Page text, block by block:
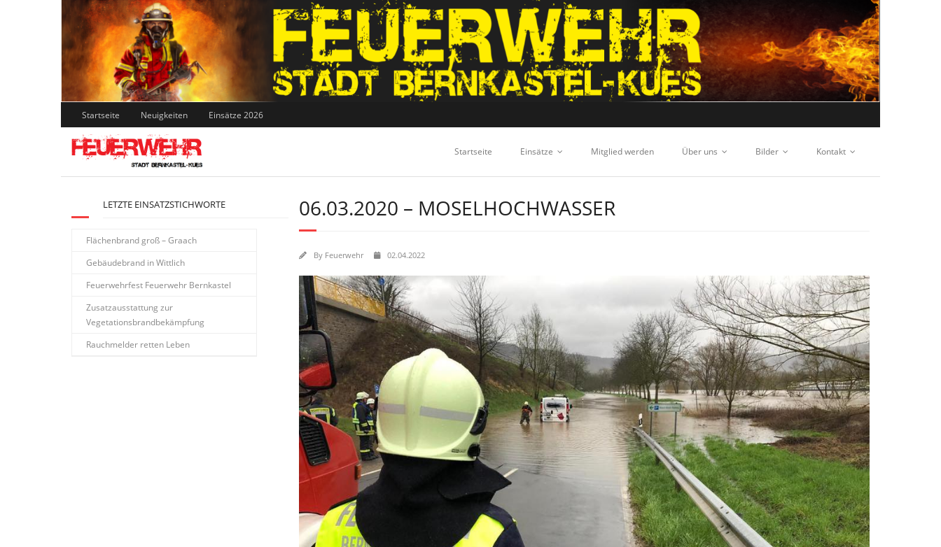
Skip
to
content
Startseite Neuigkeiten Einsätze 2026
Startseite Einsätze Mitglied werden Über uns Bilder Kontakt
06.03.2020 – MOSELHOCHWASSER
By Feuerwehr 02.04.2022
LETZTE EINSATZSTICHWORTE
Flächenbrand groß – Graach
Gebäudebrand in Wittlich
Feuerwehrfest Feuerwehr Bernkastel
Zusatzausstattung zur
Vegetationsbrandbekämpfung
Rauchmelder retten Leben